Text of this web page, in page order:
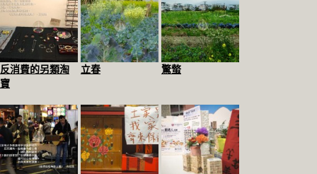
反消費的另類淘
寶
立春 驚螫